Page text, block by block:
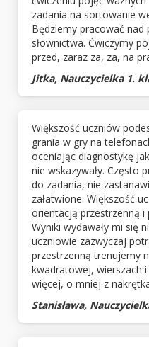
zadania na sortowanie
Będziemy pracować nad
słownictwa. Ćwiczymy
przed, zaraz za, za, na
Jitka, Nauczycielka 1.
Większość uczniów
grania w gry na
oceniając diagnostykę
nie wskazywały. Często
do zadania, nie
załatwione. Większość
orientacją przestrzenną
Wyniki wydawały mi się
uczniowie zazwyczaj
przestrzenną trenujemy
kwadratowej, wierszach
więcej, o mniej z
Stanisława,